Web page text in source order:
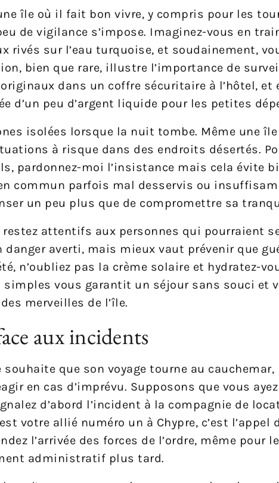
île où il fait bon vivre, y compris pour les
de vigilance s’impose. Imaginez-vous en
rivés sur l’eau turquoise, et soudainement,
bien que rare, illustre l’importance de
dans un coffre sécuritaire à l’hôtel, et
d’un peu d’argent liquide pour les petites
isolées lorsque la nuit tombe. Même une
à risque dans des endroits désertés.
pardonnez-moi l’insistance mais cela évite
commun parfois mal desservis ou
un peu plus que de compromettre sa
restez attentifs aux personnes qui pourraient
danger averti, mais mieux vaut prévenir que
n’oubliez pas la crème solaire et hydratez-
simples vous garantit un séjour sans souci et
merveilles de l’île.
aux incidents
souhaite que son voyage tourne au
en cas d’imprévu. Supposons que vous
d’abord l’incident à la compagnie de
est votre allié numéro un à Chypre, c’est l’appel
l’arrivée des forces de l’ordre, même pour
administratif plus tard.